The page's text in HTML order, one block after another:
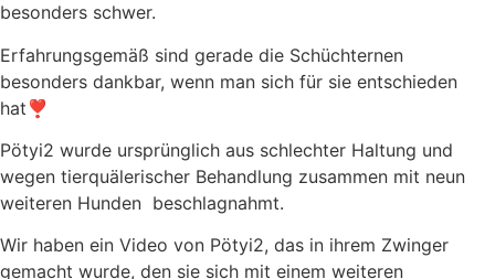
besonders schwer.
Erfahrungsgemäß sind gerade die Schüchternen
besonders dankbar, wenn man sich für sie entschieden
hat❣️
Pötyi2 wurde ursprünglich aus schlechter Haltung und
wegen tierquälerischer Behandlung zusammen mit neun
weiteren Hunden beschlagnahmt.
Wir haben ein Video von Pötyi2, das in ihrem Zwinger
gemacht wurde, den sie sich mit einem weiteren